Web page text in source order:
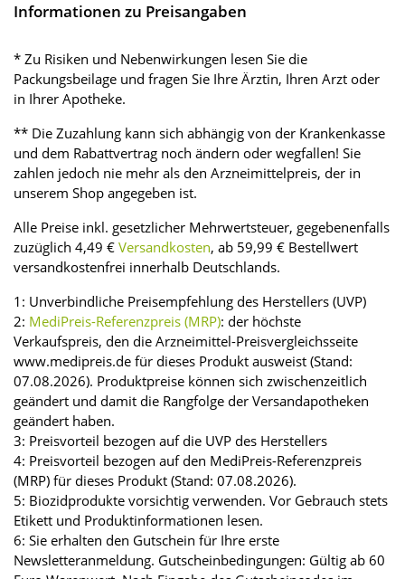
Informationen zu Preisangaben
* Zu Risiken und Nebenwirkungen lesen Sie die
Packungsbeilage und fragen Sie Ihre Ärztin, Ihren Arzt oder
in Ihrer Apotheke.
** Die Zuzahlung kann sich abhängig von der Krankenkasse
und dem Rabattvertrag noch ändern oder wegfallen! Sie
zahlen jedoch nie mehr als den Arzneimittelpreis, der in
unserem Shop angegeben ist.
Alle Preise inkl. gesetzlicher Mehrwertsteuer, gegebenenfalls
zuzüglich 4,49 € Versandkosten, ab 59,99 € Bestellwert
versandkostenfrei innerhalb Deutschlands.
1: Unverbindliche Preisempfehlung des Herstellers (UVP)
2: MediPreis-Referenzpreis (MRP): der höchste
Verkaufspreis, den die Arzneimittel-Preisvergleichsseite
www.medipreis.de für dieses Produkt ausweist (Stand:
07.08.2026). Produktpreise können sich zwischenzeitlich
geändert und damit die Rangfolge der Versandapotheken
geändert haben.
3: Preisvorteil bezogen auf die UVP des Herstellers
4: Preisvorteil bezogen auf den MediPreis-Referenzpreis
(MRP) für dieses Produkt (Stand: 07.08.2026).
5: Biozidprodukte vorsichtig verwenden. Vor Gebrauch stets
Etikett und Produktinformationen lesen.
6: Sie erhalten den Gutschein für Ihre erste
Newsletteranmeldung. Gutscheinbedingungen: Gültig ab 60